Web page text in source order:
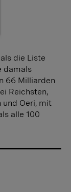
die Liste
damals
66 Milliarden
Reichsten,
und Oeri, mit
alle 100